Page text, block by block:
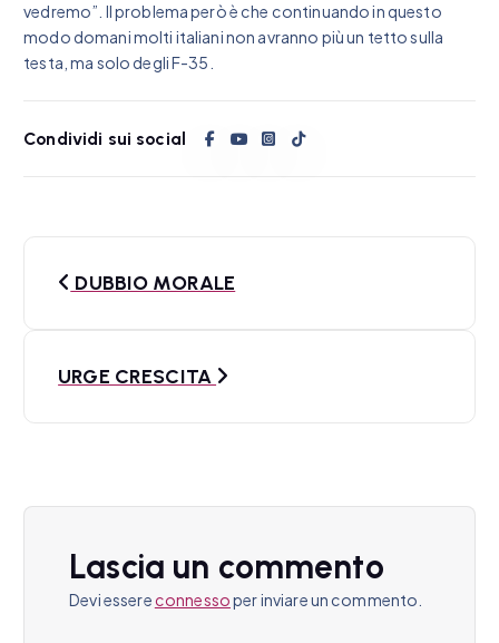
vedremo”. Il problema però è che continuando in questo
modo domani molti italiani non avranno più un tetto sulla
testa, ma solo degli F-35.
Condividi sui social
z
DUBBIO MORALE
URGE CRESCITA
Lascia un commento
Devi essereconnessoper inviare un commento.